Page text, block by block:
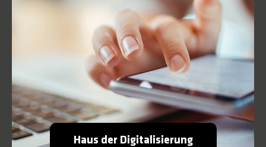
Haus der Digitalisierung